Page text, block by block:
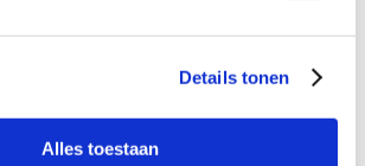
Details tonen
Alles toestaan
opnemen met Els van Swaaij,